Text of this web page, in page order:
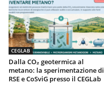
CEGLAB
Dalla CO₂ geotermica al
metano: la sperimentazione di
RSE e CoSviG presso il CEGLab